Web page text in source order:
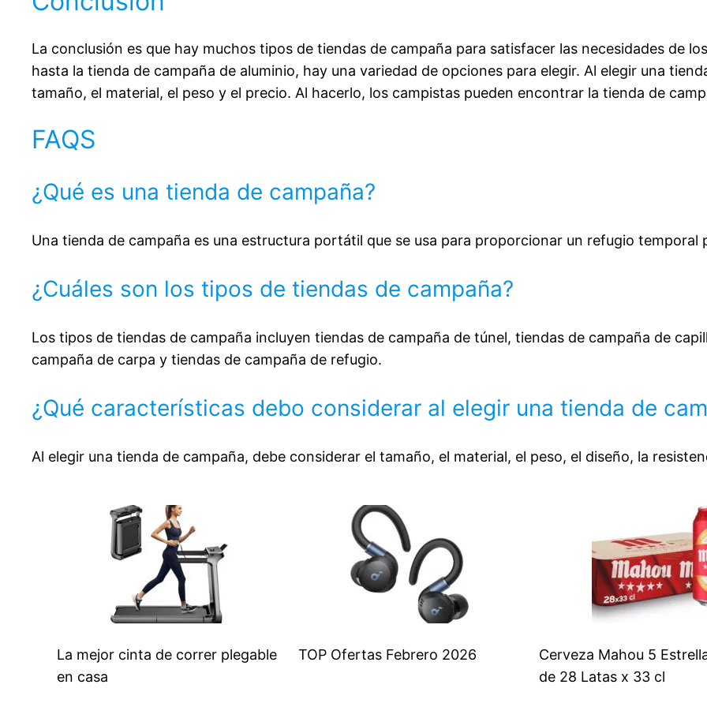
puertas, facilitando el acceso a cada
linterna en el gancho del techo para
iluminar el interior cuando cae la noche
ACCESORIOS INCLUIDOS: Este producto
para asegurar la tienda de campaña alta de
transporte para facilitar su traslado y
MEDIDAS TOTALES: 420x200x150 cm
(LxANxAL). Medidas plegada: 60x20x20
cm (LxANxAL)
independiente para una construcción fácil y
rápida. Los canales cortos de varillas
facilitan el encendido. Y la degradación.
La conclusión es que hay muchos tipos de tiendas de campaña para satisfacer las necesidades de
hasta la tienda de campaña de aluminio, hay una variedad de opciones para elegir. Al elegir una
tamaño, el material, el peso y el precio. Al hacerlo, los campistas pueden encontrar la tienda de
FAQS
¿Qué es una tienda de campaña?
Una tienda de campaña es una estructura portátil que se usa para proporcionar un refugio temporal
¿Cuáles son los tipos de tiendas de campaña?
Los tipos de tiendas de campaña incluyen tiendas de campaña de túnel, tiendas de campaña de
campaña de carpa y tiendas de campaña de refugio.
¿Qué características debo considerar al elegir una tienda de
Al elegir una tienda de campaña, debe considerar el tamaño, el material, el peso, el diseño, la
La mejor cinta de correr plegable
en casa
TOP Ofertas Febrero 2026
Cerveza Mahou 5
de 28 Latas x 33 cl